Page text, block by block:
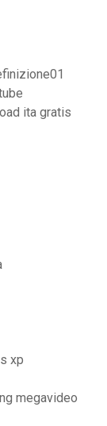
ita gratis
xp
megavideo